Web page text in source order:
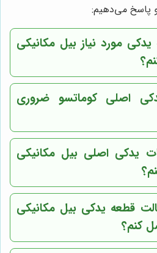
پاسخ می‌دهیم:
مورد نیاز بیل مکانیکی
اصلی کوماتسو ضروری
یدکی اصلی بیل مکانیکی
قطعه یدکی بیل مکانیکی
کنم؟